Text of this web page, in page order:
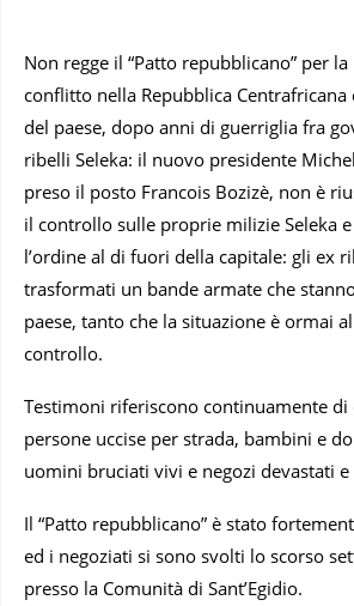
Non regge il “Patto repubblicano” per
conflitto nella Repubblica
del paese, dopo anni di guerriglia fra
ribelli Seleka: il nuovo presidente
preso il posto Francois Bozizè, non è
il controllo sulle proprie milizie Seleka
l’ordine al di fuori della capitale: gli ex
trasformati un bande armate che
paese, tanto che la situazione è ormai
controllo.
Testimoni riferiscono continuamente di
persone uccise per strada, bambini e
uomini bruciati vivi e negozi devastati
Il “Patto repubblicano” è stato
ed i negoziati si sono svolti lo scorso
presso la Comunità di Sant’Egidio.